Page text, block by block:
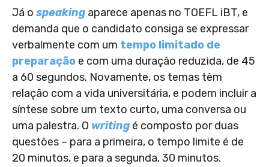
Já o speaking aparece apenas no TOEFL iBT, e
demanda que o candidato consiga se expressar
verbalmente com um tempo limitado de
preparação e com uma duração reduzida, de 45
a 60 segundos. Novamente, os temas têm
relação com a vida universitária, e podem incluir a
síntese sobre um texto curto, uma conversa ou
uma palestra. O writing é composto por duas
questões – para a primeira, o tempo limite é de
20 minutos, e para a segunda, 30 minutos.